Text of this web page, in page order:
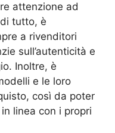
attenzione ad
tutto, è
a rivenditori
sull’autenticità e
Inoltre, è
e le loro
così da poter
linea con i propri